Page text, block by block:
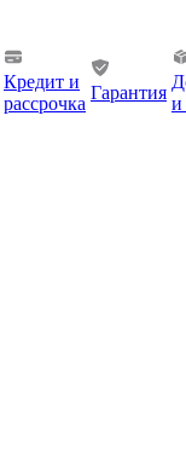
Кредит и
рассрочка
Гарантия
и